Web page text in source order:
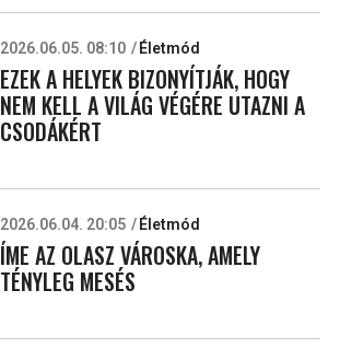
2026.06.05. 08:10 Életmód
EZEK A HELYEK BIZONYÍTJÁK, HOGY
NEM KELL A VILÁG VÉGÉRE UTAZNI A
CSODÁKÉRT
2026.06.04. 20:05 Életmód
ÍME AZ OLASZ VÁROSKA, AMELY
TÉNYLEG MESÉS